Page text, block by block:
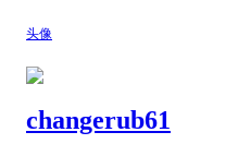
头像
changerub61